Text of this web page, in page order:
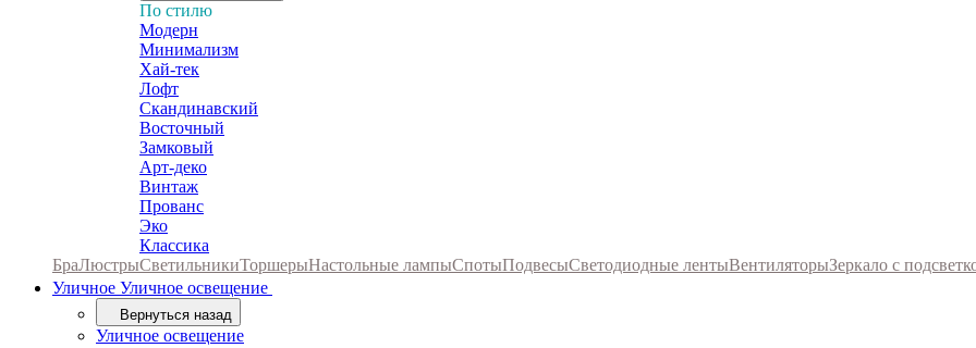
По стилю
Модерн
Минимализм
Хай-тек
Лофт
Скандинавский
Восточный
Замковый
Арт-деко
Винтаж
Прованс
Эко
Классика
БраЛюстрыСветильникиТоршерыНастольные лампыСпотыПодвесыСветодиодные лентыВентиляторыЗеркало с
Уличное Уличное освещение
Вернуться назад
Уличное освещение